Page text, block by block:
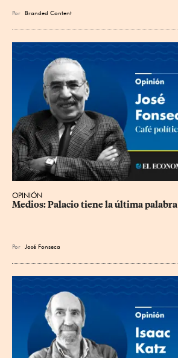
Por Branded Content
OPINIÓN
Medios: Palacio tiene la última palabra
Por José Fonseca